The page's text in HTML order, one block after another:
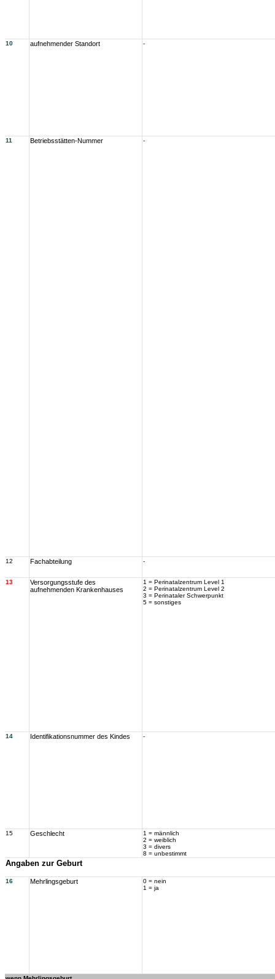
10 aufnehmender Standort -
11 Betriebsstätten-Nummer -
12 Fachabteilung -
13
Versorgungsstufe des
aufnehmenden Krankenhauses
1 = Perinatalzentrum Level 1
2 = Perinatalzentrum Level 2
3 = Perinataler Schwerpunkt
5 = sonstiges
14 Identifikationsnummer des Kindes -
15 Geschlecht
1 = männlich
2 = weiblich
3 = divers
8 = unbestimmt
Angaben zur Geburt
16 Mehrlingsgeburt
0 = nein
1 = ja